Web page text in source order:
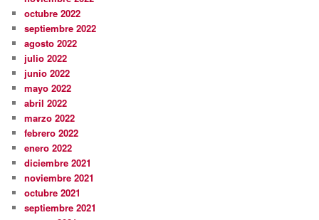
octubre 2022
septiembre 2022
agosto 2022
julio 2022
junio 2022
mayo 2022
abril 2022
marzo 2022
febrero 2022
enero 2022
diciembre 2021
noviembre 2021
octubre 2021
septiembre 2021